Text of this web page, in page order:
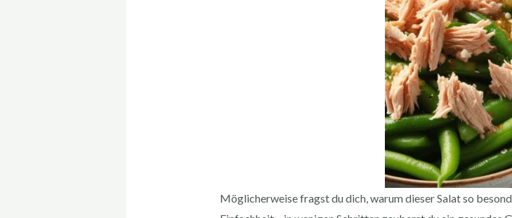
Möglicherweise fragst du dich, warum dieser Salat so